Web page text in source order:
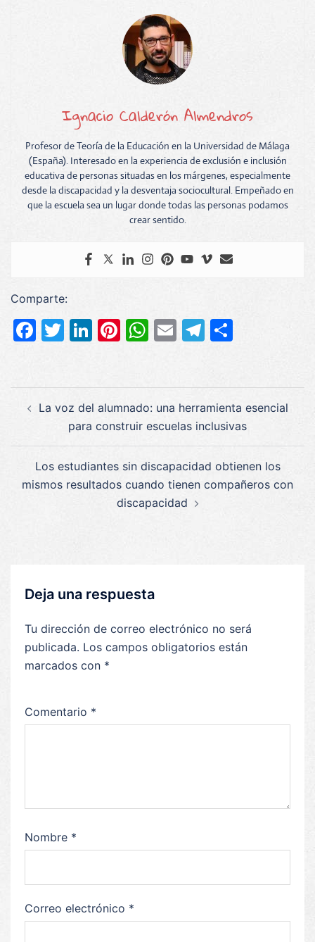
Ignacio Calderón Almendros
Profesor de Teoría de la Educación en la Universidad de Málaga
(España). Interesado en la experiencia de exclusión e inclusión
educativa de personas situadas en los márgenes, especialmente
desde la discapacidad y la desventaja sociocultural. Empeñado en
que la escuela sea un lugar donde todas las personas podamos
crear sentido.
Comparte:
Facebook
Twitter
LinkedIn
Pinterest
WhatsApp
EmailTelegram
de
entradas
La voz del alumnado: una herramienta esencial
para construir escuelas inclusivas
Los estudiantes sin discapacidad obtienen los
mismos resultados cuando tienen compañeros con
discapacidad
Deja una respuesta
Tu dirección de correo electrónico no será
publicada. Los campos obligatorios están
marcados con *
Comentario *
Nombre *
Correo electrónico *